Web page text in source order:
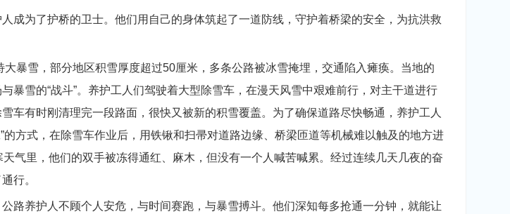
为了护桥的卫士。他们用自己的身体筑起了一道防线，守护着桥梁的安全，为抗洪救
雪，部分地区积雪厚度超过50厘米，多条公路被冰雪掩埋，交通陷入瘫痪。当地的
暴雪的“战斗”。养护工人们驾驶着大型除雪车，在漫天风雪中艰难前行，对主干道进行
车有时刚清理完一段路面，很快又被新的积雪覆盖。为了确保道路尽快畅通，养护工人
的方式，在除雪车作业后，用铁锹和扫帚对道路边缘、桥梁匝道等机械难以触及的地方进
气里，他们的双手被冻得通红、麻木，但没有一个人喊苦喊累。经过连续几天几夜的奋
行。
养护人不顾个人安危，与时间赛跑，与暴雪搏斗。他们深知每多抢通一分钟，就能让